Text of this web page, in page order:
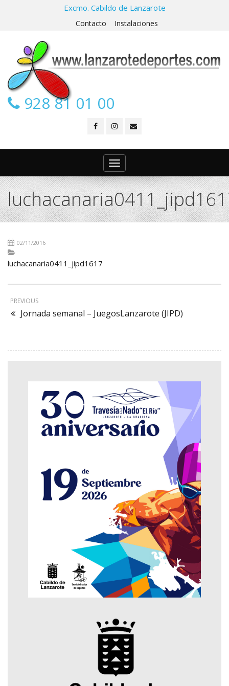
Excmo. Cabildo de Lanzarote
Contacto Instalaciones
928 81 01 00
Toggle
navigation
02/11/2016
luchacanaria0411_jipd1617
PREVIOUS
Jornada semanal – JuegosLanzarote (JIPD)